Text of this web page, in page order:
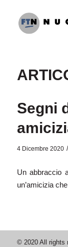
Segni
4 Dicembre 2020 /
Un abbraccio
un’amicizia
© 2020 All rights